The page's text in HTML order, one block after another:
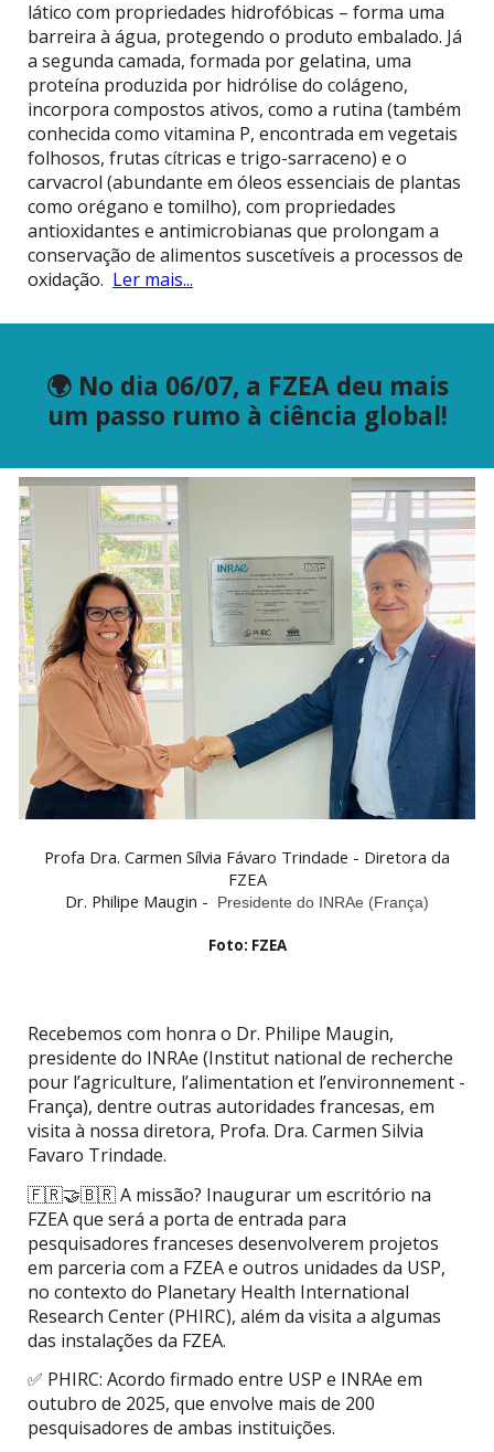
lático com propriedades hidrofóbicas – forma uma
barreira à água, protegendo o produto embalado. Já
a segunda camada, formada por gelatina, uma
proteína produzida por hidrólise do colágeno,
incorpora compostos ativos, como a rutina (também
conhecida como vitamina P, encontrada em vegetais
folhosos, frutas cítricas e trigo-sarraceno) e o
carvacrol (abundante em óleos essenciais de plantas
como orégano e tomilho), com propriedades
antioxidantes e antimicrobianas que prolongam a
conservação de alimentos suscetíveis a processos de
oxidação. Ler mais...
🌍 No dia 06/07, a FZEA deu mais
um passo rumo à ciência global!
Profa Dra. Carmen Sílvia Fávaro Trindade - Diretora da
FZEA
Dr. Philipe Maugin -
Presidente do INRAe (França)
Foto: FZEA
Recebemos com honra o Dr. Philipe Maugin,
presidente do INRAe (Institut national de recherche
pour l’agriculture, l’alimentation et l’environnement -
França), dentre outras autoridades francesas, em
visita à nossa diretora, Profa. Dra. Carmen Silvia
Favaro Trindade.
🇫🇷🤝🇧🇷 A missão? Inaugurar um escritório na
FZEA que será a porta de entrada para
pesquisadores franceses desenvolverem projetos
em parceria com a FZEA e outros unidades da USP,
no contexto do Planetary Health International
Research Center (PHIRC), além da visita a algumas
das instalações da FZEA.
✅ PHIRC: Acordo firmado entre USP e INRAe em
outubro de 2025, que envolve mais de 200
pesquisadores de ambas instituições.